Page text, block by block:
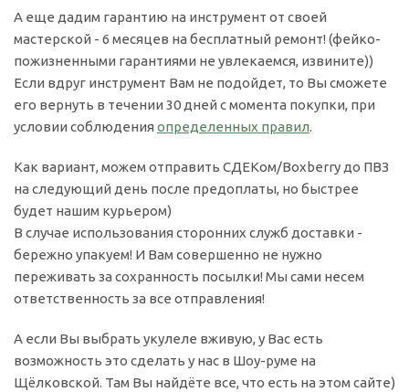
А еще дадим гарантию на инструмент от своей
мастерской - 6 месяцев на бесплатный ремонт! (фейко-
пожизненными гарантиями не увлекаемся, извините))
Если вдруг инструмент Вам не подойдет, то Вы сможете
его вернуть в течении 30 дней с момента покупки, при
условии соблюдения определенных правил.
Как вариант, можем отправить СДЕКом/Boxberry до ПВЗ
на следующий день после предоплаты, но быстрее
будет нашим курьером)
В случае использования сторонних служб доставки -
бережно упакуем! И Вам совершенно не нужно
переживать за сохранность посылки! Мы сами несем
ответственность за все отправления!
А если Вы выбрать укулеле вживую, у Вас есть
возможность это сделать у нас в Шоу-руме на
Щёлковской. Там Вы найдёте все, что есть на этом сайте)